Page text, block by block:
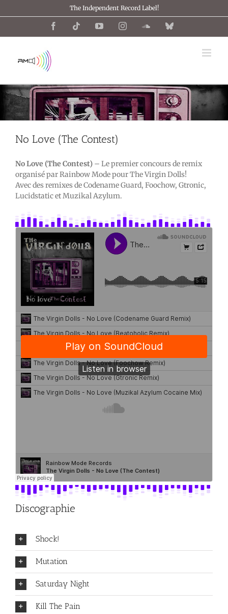
au
The Independent Record Label!
FacebookTiktok YouTubeInstagramSoundCloud
Bluesky
No Love (The Contest)
No Love (The Contest)– Le premier concours de remix
organisé par Rainbow Mode pour The Virgin Dolls!
Avec des remixes de Codename Guard, Foochow, Gtronic,
Lucidstatic et Muzikal Azylum.
Discographie
Shock!
Mutation
Saturday Night
Kill The Pain